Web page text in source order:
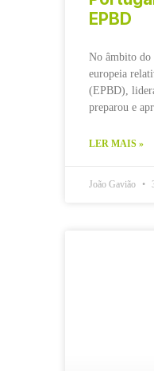
EPBD
No âmbito do
europeia
(EPBD),
preparou e
LER MAIS »
João Gavião